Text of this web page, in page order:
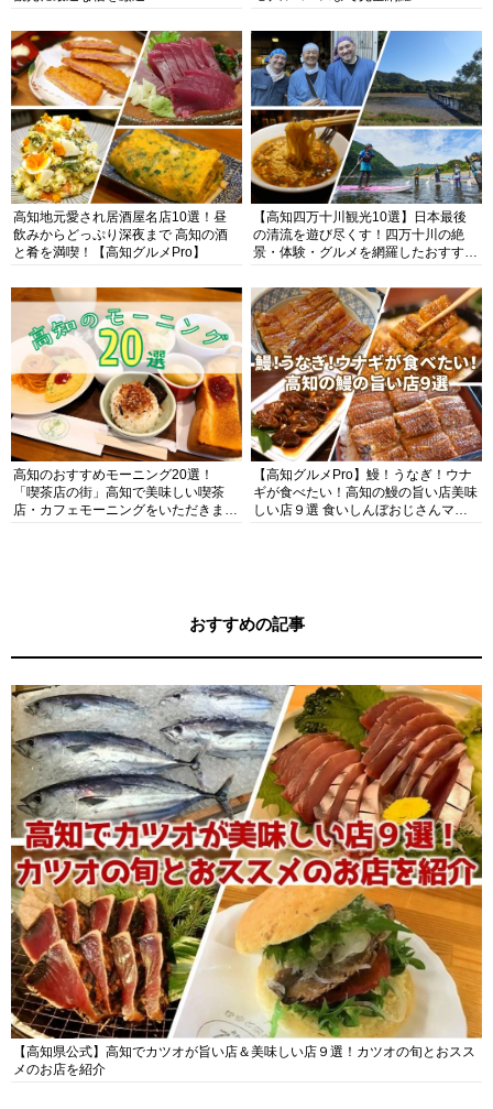
高知地元愛され居酒屋名店10選！昼
飲みからどっぷり深夜まで 高知の酒
と肴を満喫！【高知グルメPro】
【高知四万十川観光10選】日本最後
の清流を遊び尽くす！四万十川の絶
景・体験・グルメを網羅したおすすめ
高知のおすすめモーニング20選！
「喫茶店の街」高知で美味しい喫茶
店・カフェモーニングをいただきま
【高知グルメPro】鰻！うなぎ！ウナ
ギが食べたい！高知の鰻の旨い店美味
しい店９選 食いしんぼおじさんマッ
おすすめの記事
【高知県公式】高知でカツオが旨い店＆美味しい店９選！カツオの旬とおスス
メのお店を紹介